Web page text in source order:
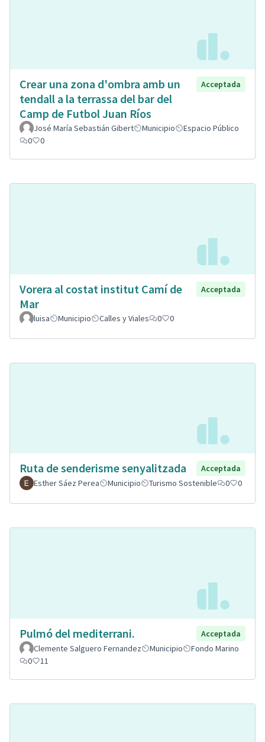
Crear una zona d'ombra amb un
tendall a la terrassa del bar del
Camp de Futbol Juan Ríos
Acceptada
José María Sebastián Gibert Municipio
Espacio Público
0
0
Vorera al costat institut Camí de
Mar
Acceptada
luisa Municipio Calles y Viales 0 0
Ruta de senderisme senyalitzada
Acceptada
Esther Sáez Perea
Municipio Turismo Sostenible 0 0
Pulmó del mediterrani.
Acceptada
Clemente Salguero Fernandez
Municipio
Fondo Marino
0
11